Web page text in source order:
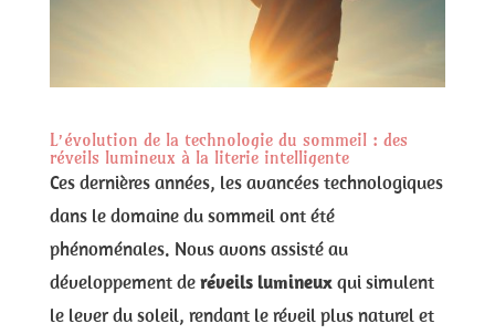
L’évolution de la technologie du sommeil : des
réveils lumineux à la literie intelligente
Ces dernières années, les avancées technologiques
dans le domaine du sommeil ont été
phénoménales. Nous avons assisté au
développement deréveils lumineuxqui simulent
le lever du soleil, rendant le réveil plus naturel et